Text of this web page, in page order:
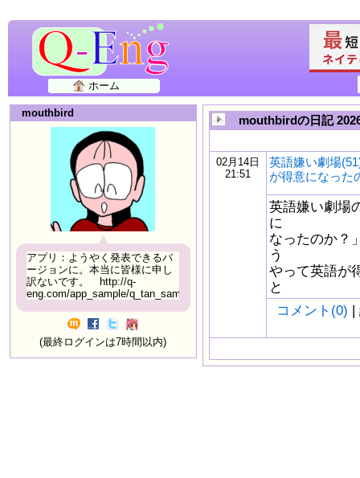
ホーム
mouthbird
アプリ：ようやく発表できるバ
ージョンに。本当に皆様に申し
訳ないです。 http://q-
eng.com/app_sample/q_tan_sample06.html
(最終ログインは7時間以内)
mouthbirdの日記
02月14日
21:51
英語嫌い劇場
が得意になった
英語嫌い劇場
に
なったのか？
う
やって英語が
と
コメント(0) |